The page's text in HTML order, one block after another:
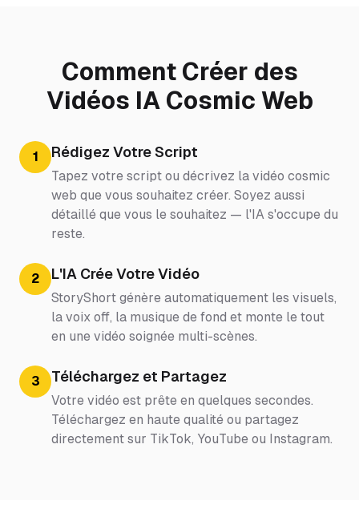
Comment Créer des
Vidéos IA Cosmic Web
1 Rédigez Votre Script
Tapez votre script ou décrivez la vidéo cosmic
web que vous souhaitez créer. Soyez aussi
détaillé que vous le souhaitez — l'IA s'occupe du
reste.
2 L'IA Crée Votre Vidéo
StoryShort génère automatiquement les visuels,
la voix off, la musique de fond et monte le tout
en une vidéo soignée multi-scènes.
3 Téléchargez et Partagez
Votre vidéo est prête en quelques secondes.
Téléchargez en haute qualité ou partagez
directement sur TikTok, YouTube ou Instagram.